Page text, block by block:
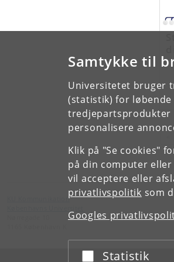
Samtykke til
Universitetet bruger
(statistik) for
tredjepartsprodukter
personalisere
Klik på "Se cookies"
på din computer
vil acceptere eller
privatlivspolitik som
Googles
Acceptér eller afslå
Statistik
KU Kommunikation